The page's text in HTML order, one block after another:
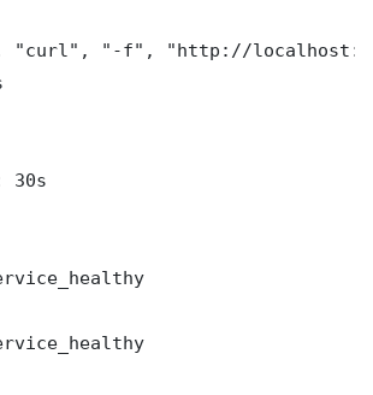
"curl", "-f", "http://
30s